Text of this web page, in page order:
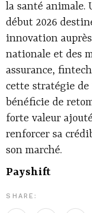
la santé animale.
début 2026
innovation
nationale et des
assurance,
cette stratégie
bénéficie de
forte valeur
renforcer sa
son marché.
Payshift
SHARE: